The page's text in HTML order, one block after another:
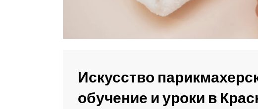
Искусство
обучение и уроки в